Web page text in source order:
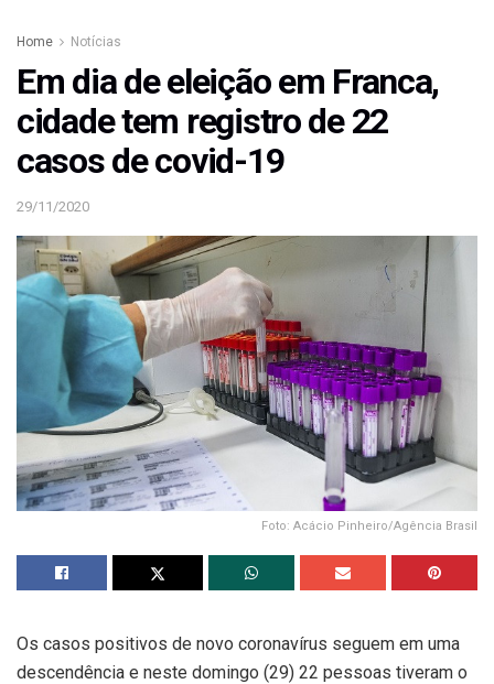
Home Notícias
Em dia de eleição em Franca,
cidade tem registro de 22
casos de covid-19
29/11/2020
Foto: Acácio Pinheiro/Agência Brasil
Os casos positivos de novo coronavírus seguem em uma
descendência e neste domingo (29) 22 pessoas tiveram o